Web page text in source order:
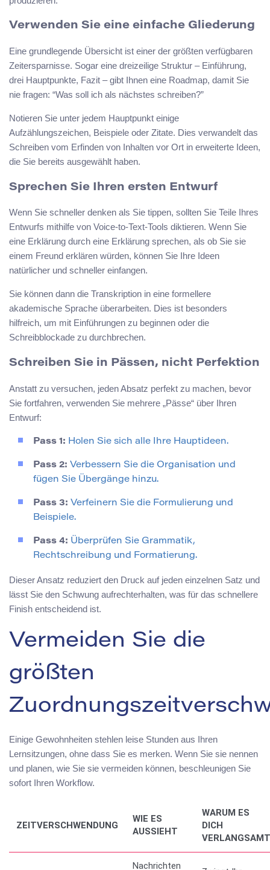
Verwenden Sie eine einfache Gliederung
Eine grundlegende Übersicht ist einer der größten verfügbaren
Zeitersparnisse. Sogar eine dreizeilige Struktur – Einführung,
drei Hauptpunkte, Fazit – gibt Ihnen eine Roadmap, damit Sie
nie fragen: “Was soll ich als nächstes schreiben?”
Notieren Sie unter jedem Hauptpunkt einige
Aufzählungszeichen, Beispiele oder Zitate. Dies verwandelt das
Schreiben vom Erfinden von Inhalten vor Ort in erweiterte Ideen,
die Sie bereits ausgewählt haben.
Sprechen Sie Ihren ersten Entwurf
Wenn Sie schneller denken als Sie tippen, sollten Sie Teile Ihres
Entwurfs mithilfe von Voice-to-Text-Tools diktieren. Wenn Sie
eine Erklärung durch eine Erklärung sprechen, als ob Sie sie
einem Freund erklären würden, können Sie Ihre Ideen
natürlicher und schneller einfangen.
Sie können dann die Transkription in eine formellere
akademische Sprache überarbeiten. Dies ist besonders
hilfreich, um mit Einführungen zu beginnen oder die
Schreibblockade zu durchbrechen.
Schreiben Sie in Pässen, nicht Perfektion
Anstatt zu versuchen, jeden Absatz perfekt zu machen, bevor
Sie fortfahren, verwenden Sie mehrere „Pässe“ über Ihren
Entwurf:
Pass 1: Holen Sie sich alle Ihre Hauptideen.
Pass 2: Verbessern Sie die Organisation und
fügen Sie Übergänge hinzu.
Pass 3: Verfeinern Sie die Formulierung und
Beispiele.
Pass 4: Überprüfen Sie Grammatik,
Rechtschreibung und Formatierung.
Dieser Ansatz reduziert den Druck auf jeden einzelnen Satz und
lässt Sie den Schwung aufrechterhalten, was für das schnellere
Finish entscheidend ist.
Vermeiden Sie die
größten
Einige Gewohnheiten stehlen leise Stunden aus Ihren
Lernsitzungen, ohne dass Sie es merken. Wenn Sie sie nennen
und planen, wie Sie sie vermeiden können, beschleunigen Sie
sofort Ihren Workflow.
ZEITVERSCHWENDUNG
WIE ES
AUSSIEHT
WARUM ES
DICH
VERLANGSAMT
Nachrichten